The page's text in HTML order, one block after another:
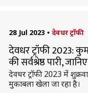
28 Jul 2023 • देवधर ट्रॉफी
देवधर ट्रॉफी 2023:
की सर्वश्रेष्ठ पारी,
देवधर ट्रॉफी 2023 में
मुकाबला खेला जा रहा है।